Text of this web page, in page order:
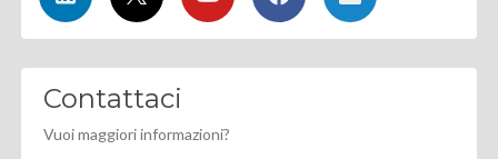
Contattaci
Vuoi maggiori informazioni?